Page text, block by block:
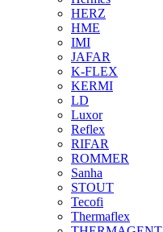
HERZ
HME
IMI
JAFAR
K-FLEX
KERMI
LD
Luxor
Reflex
RIFAR
ROMMER
Sanha
STOUT
Tecofi
Thermaflex